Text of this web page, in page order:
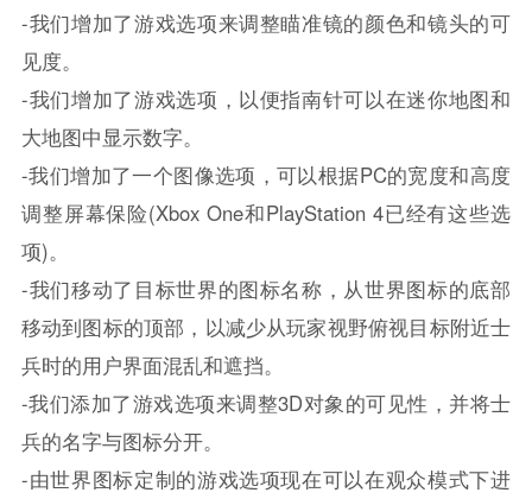
-我们增加了游戏选项来调整瞄准镜的颜色和镜头的可
见度。
-我们增加了游戏选项，以便指南针可以在迷你地图和
大地图中显示数字。
-我们增加了一个图像选项，可以根据PC的宽度和高度
调整屏幕保险(Xbox One和PlayStation 4已经有这些选
项)。
-我们移动了目标世界的图标名称，从世界图标的底部
移动到图标的顶部，以减少从玩家视野俯视目标附近士
兵时的用户界面混乱和遮挡。
-我们添加了游戏选项来调整3D对象的可见性，并将士
兵的名字与图标分开。
-由世界图标定制的游戏选项现在可以在观众模式下进